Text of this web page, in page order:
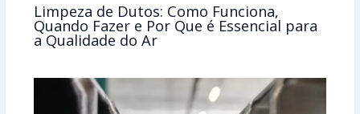
Limpeza de Dutos: Como Funciona,
Quando Fazer e Por Que é Essencial para
a Qualidade do Ar